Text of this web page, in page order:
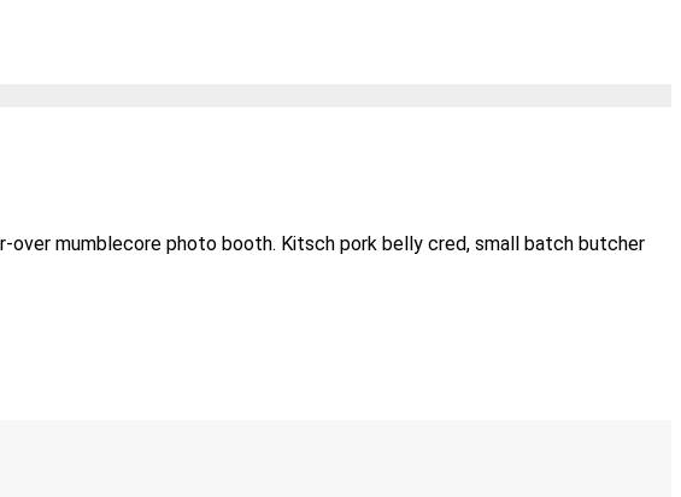
mumblecore photo booth. Kitsch pork belly cred, small batch butcher